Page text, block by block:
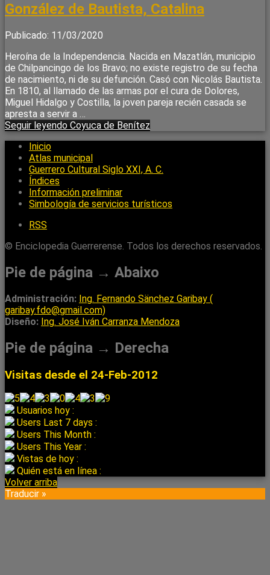
González de Bautista, Catalina
Publicado: 11/03/2020
Heroína de la Independencia. Nacida en Mazatlán, municipio
de Chilpancingo de los Bravo; no existe registro de su fecha
de nacimiento, ni de su defunción. Casó con Nicolás Bautista.
En 1810, al llamado de las armas por el cura de Dolores,
Miguel Hidalgo y Costilla, la joven pareja recién casada se
apresta a servir a …
Seguir leyendo Coyuca de Benítez
Inicio
Atlas municipal
Guerrero Cultural Siglo XXI, A. C.
Índices
Información preliminar
Simbología de servicios turísticos
RSS
© Enciclopedia Guerrerense. Todos los derechos reservados.
Pie de página → Abaixo
Administración: Ing. Fernando Sänchez Garibay (
garibay.fdo@gmail.com)
Diseño: Ing. José Iván Carranza Mendoza
Pie de página → Derecha
Visitas desde el 24-Feb-2012
Usuarios hoy :
Users Last 7 days :
Users This Month :
Users This Year :
Vistas de hoy :
Quién está en línea :
Volver arriba
Traducir »